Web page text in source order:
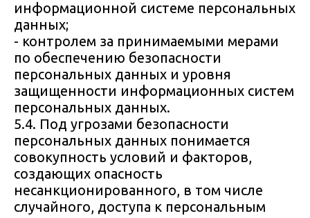
информационной системе персональных
данных;
- контролем за принимаемыми мерами
по обеспечению безопасности
персональных данных и уровня
защищенности информационных систем
персональных данных.
5.4. Под угрозами безопасности
персональных данных понимается
совокупность условий и факторов,
создающих опасность
несанкционированного, в том числе
случайного, доступа к персональным